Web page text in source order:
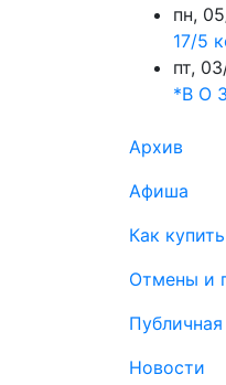
пн,
17/5
пт,
*В О
Архив
Афиша
Как
Отмены и
Новости